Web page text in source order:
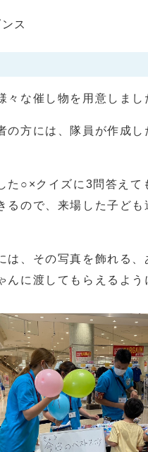
ス
な催し物を用意しまし
方には、隊員が作成し
○×クイズに3問答えて
ので、来場した子ど
、その写真を飾れる、
に渡してもらえるよう